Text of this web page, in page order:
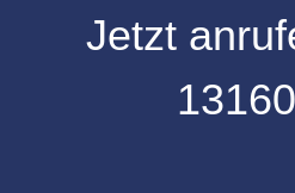
Jetzt